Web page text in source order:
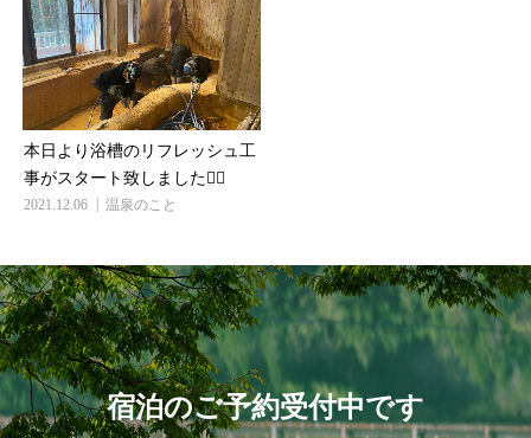
本日より浴槽のリフレッシュ工
事がスタート致しました🙇‍♂️
2021.12.06 温泉のこと
宿泊のご予約受付中です